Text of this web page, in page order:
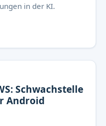
in der KI.
Schwachstelle
Android